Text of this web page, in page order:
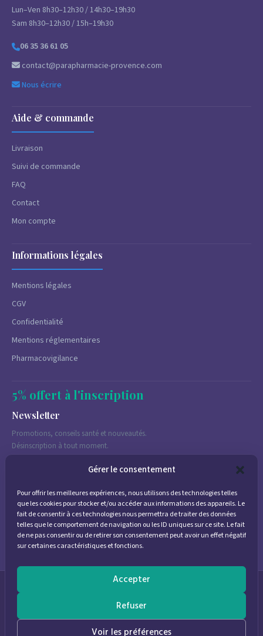
Gérer le consentement
Pour offrir les meilleures expériences, nous utilisons des technologies telles
que les cookies pour stocker et/ou accéder aux informations des appareils. Le
fait de consentir à ces technologies nous permettra de traiter des données
telles que le comportement de navigation ou les ID uniques sur ce site. Le fait
de ne pas consentir ou de retirer son consentement peut avoir un effet négatif
sur certaines caractéristiques et fonctions.
Accepter
Refuser
Voir les préférences
Lun–Ven 8h30–12h30 / 14h30–19h30
Sam 8h30–12h30 / 15h–19h30
06 35 36 61 05
contact@parapharmacie-provence.com
Nous écrire
Aide & commande
Livraison
Suivi de commande
FAQ
Contact
Mon compte
Informations légales
Mentions légales
CGV
Confidentialité
Mentions réglementaires
Pharmacovigilance
5% offert à l'inscription
Newsletter
Promotions, conseils santé et nouveautés.
Désinscription à tout moment.
J'accepte de recevoir des emails marketing conformément à la
politique de confidentialité
Parapharmacie Provence— Pharmacie des Bastides